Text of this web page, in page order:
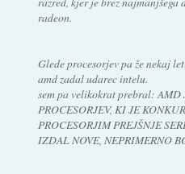
radeon.
Glede procesorjev pa že nekaj
amd zadal udarec intelu.
sem pa velikokrat prebral: AMD
PROCESORJEV, KI JE
PROCESORJIM PREJŠNJE
IZDAL NOVE, NEPRIMERNO